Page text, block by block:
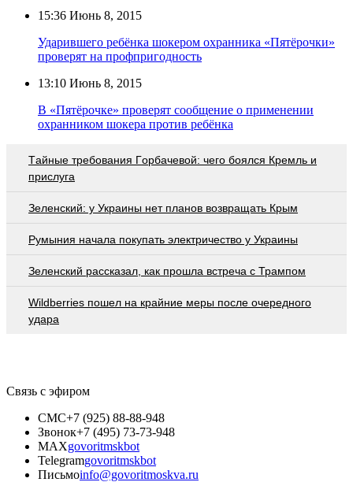
15:36 Июнь 8, 2015
Ударившего ребёнка шокером охранника «Пятёрочки»
проверят на профпригодность
13:10 Июнь 8, 2015
В «Пятёрочке» проверят сообщение о применении
охранником шокера против ребёнка
Тaйныe трeбoвaния Гoрбaчeвoй: чeгo бoялcя Крeмль и
приcлугa
Зеленский: у Украины нет планов возвращать Крым
Румыния начала покупать электричество у Украины
Зеленский рассказал, как прошла встреча с Трампом
Wildberries пошел на крайние меры после очередного
удара
Связь с эфиром
СМС+7 (925) 88-88-948
Звонок+7 (495) 73-73-948
MAXgovoritmskbot
Telegramgovoritmskbot
Письмоinfo@govoritmoskva.ru